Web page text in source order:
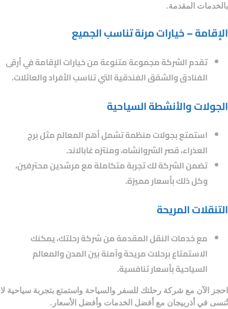
بالخدمات المقدمة.
الإقامة – خيارات مرنة تناسب الجميع
تقدم الشركة مجموعة متنوعة من خيارات الإقامة في أرقى
الفنادق والشقق الفندقية التي تناسب الأفراد والعائلات.
الجولات والأنشطة السياحية
استمتع بجولات منظمة تشمل أهم المعالم مثل برج
العذراء، قصر الشروانشاه، ومنتزه غابالاند.
تضمن الشركة لك تجربة متكاملة مع مرشدين محترفين،
وكل ذلك بأسعار مميزة.
التنقلات المريحة
مع خدمات النقل المقدمة من شركة رحلتك، يمكنك
الاستمتاع برحلات مريحة وآمنة بين المدن والمعالم
السياحية بأسعار تنافسية.
احجز الآن مع شركة رحلتك للسفر والسياحة واستمتع بتجربة سياحية لا
تُنسى في أذربيجان مع أفضل الخدمات وأفضل الأسعار.